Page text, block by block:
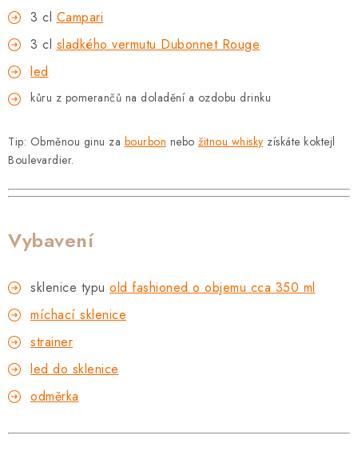
3 cl Campari
3 cl sladkého vermutu Dubonnet Rouge
led
kůru z pomerančů na doladění a ozdobu drinku
Tip: Obměnou ginu za bourbon nebo žitnou whisky získáte koktejl
Boulevardier.
Vybavení
sklenice typu old fashioned o objemu cca 350 ml
míchací sklenice
strainer
led do sklenice
odměrka